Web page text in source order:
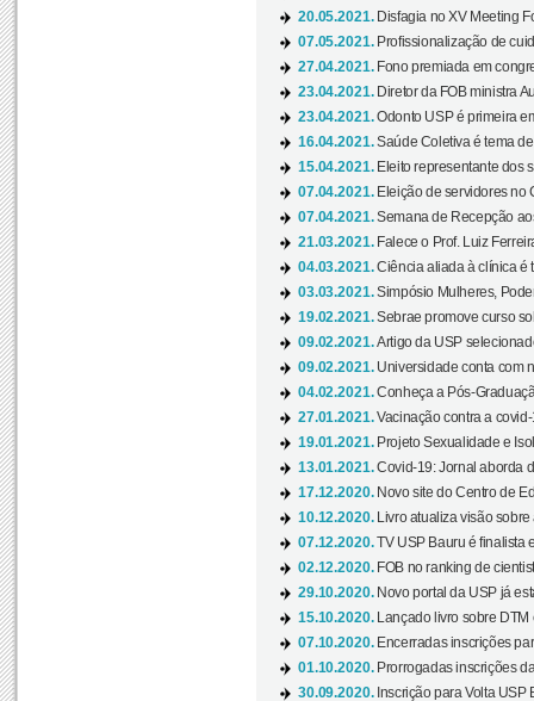
20.05.2021. Disfagia no XV Meeting
07.05.2021. Profissionalização de
27.04.2021. Fono premiada em
23.04.2021. Diretor da FOB ministra
23.04.2021.Odonto USP é primeira
16.04.2021.Saúde Coletiva é tema
15.04.2021. Eleito representante dos
07.04.2021. Eleição de servidores no
07.04.2021.Semana de Recepção
21.03.2021. Falece o Prof. Luiz
04.03.2021.Ciência aliada à clínica é
03.03.2021.Simpósio Mulheres,
19.02.2021.Sebrae promove curso
09.02.2021.Artigo da USP
09.02.2021. Universidade conta com
04.02.2021.Conheça a Pós-
27.01.2021.Vacinação contra a
19.01.2021. Projeto Sexualidade e
13.01.2021.Covid-19: Jornal aborda
17.12.2020. Novo site do Centro de
10.12.2020.
Livro atualiza visão
07.12.2020.TV USP Bauru é finalista
02.12.2020. FOB no ranking de
29.10.2020. Novo portal da USP já
15.10.2020.
Lançado livro sobre
07.10.2020. Encerradas inscrições
01.10.2020. Prorrogadas inscrições
30.09.2020. Inscrição para Volta USP